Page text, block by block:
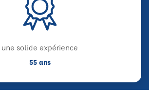
une solide expérience
55 ans